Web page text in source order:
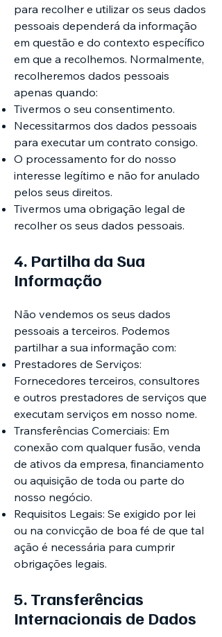
para recolher e utilizar os seus dados
pessoais dependerá da informação
em questão e do contexto específico
em que a recolhemos. Normalmente,
recolheremos dados pessoais
apenas quando:
Tivermos o seu consentimento.
Necessitarmos dos dados pessoais
para executar um contrato consigo.
O processamento for do nosso
interesse legítimo e não for anulado
pelos seus direitos.
Tivermos uma obrigação legal de
recolher os seus dados pessoais.
4. Partilha da Sua
Informação
Não vendemos os seus dados
pessoais a terceiros. Podemos
partilhar a sua informação com:
Prestadores de Serviços:
Fornecedores terceiros, consultores
e outros prestadores de serviços que
executam serviços em nosso nome.
Transferências Comerciais: Em
conexão com qualquer fusão, venda
de ativos da empresa, financiamento
ou aquisição de toda ou parte do
nosso negócio.
Requisitos Legais: Se exigido por lei
ou na convicção de boa fé de que tal
ação é necessária para cumprir
obrigações legais.
5. Transferências
Internacionais de Dados